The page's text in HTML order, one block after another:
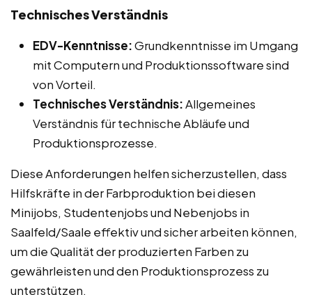
Technisches Verständnis
EDV-Kenntnisse:Grundkenntnisse im Umgang
mit Computern und Produktionssoftware sind
von Vorteil.
Technisches Verständnis:Allgemeines
Verständnis für technische Abläufe und
Produktionsprozesse.
Diese Anforderungen helfen sicherzustellen, dass
Hilfskräfte in der Farbproduktion bei diesen
Minijobs, Studentenjobs und Nebenjobs in
Saalfeld/Saale effektiv und sicher arbeiten können,
um die Qualität der produzierten Farben zu
gewährleisten und den Produktionsprozess zu
unterstützen.